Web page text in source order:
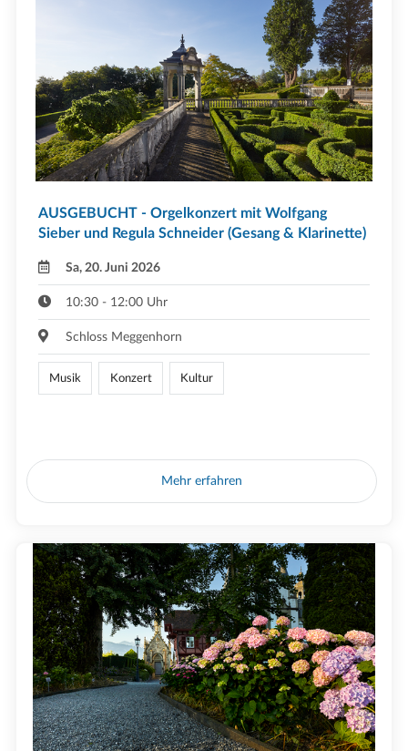
AUSGEBUCHT - Orgelkonzert mit Wolfgang
Sieber und Regula Schneider (Gesang & Klarinette)
Sa, 20. Juni 2026
10:30 - 12:00 Uhr
Schloss Meggenhorn
Musik Konzert Kultur
Mehr erfahren